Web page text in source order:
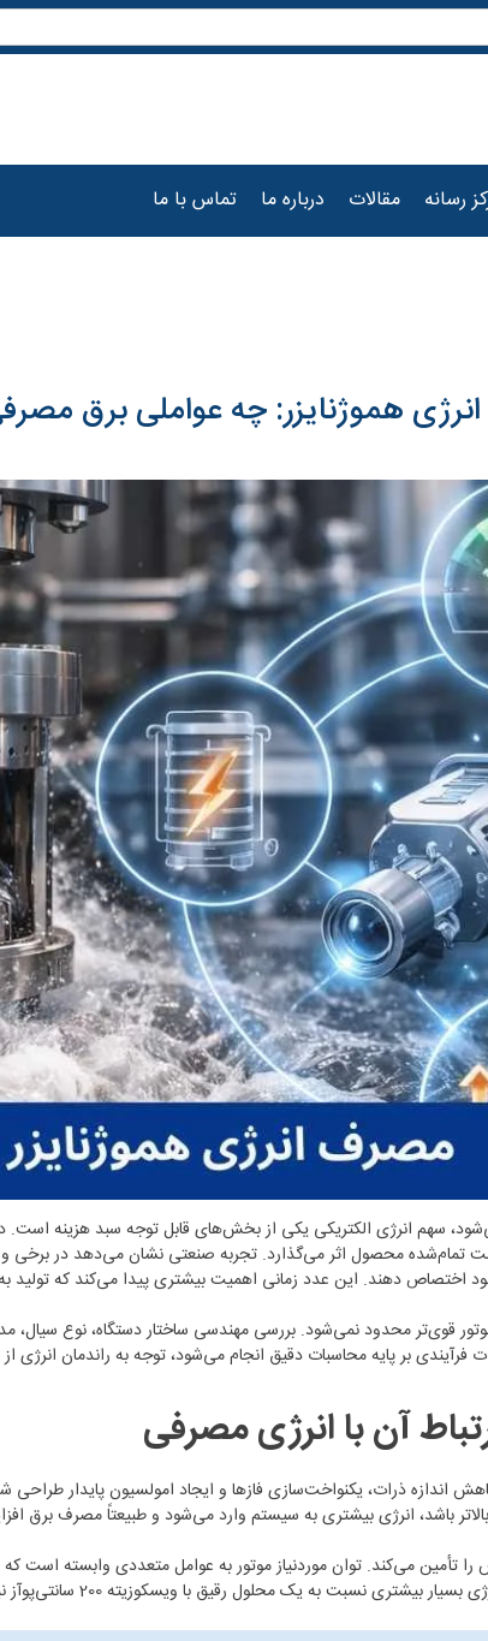
رسانه مقالات درباره ما تماس با ما
هموژنایزر: چه عواملی برق مصرفی
می‌شود، سهم انرژی الکتریکی یکی از بخش‌های قابل توجه سبد هزینه
تمام‌شده محصول اثر می‌گذارد. تجربه صنعتی نشان می‌دهد در
قوی‌تر محدود نمی‌شود. بررسی مهندسی ساختار دستگاه، نوع
بر پایه محاسبات دقیق انجام می‌شود، توجه به راندمان انرژی
آن با انرژی مصرفی
اندازه ذرات، یکنواخت‌سازی فازها و ایجاد امولسیون پایدار طراحی
انرژی بیشتری به سیستم وارد می‌شود و طبیعتاً مصرف برق
را تأمین می‌کند. توان موردنیاز موتور به عوامل متعددی وابسته